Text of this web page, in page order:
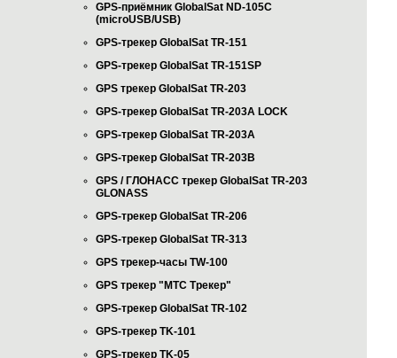
GPS-приёмник GlobalSat ND-105C
(microUSB/USB)
GPS-трекер GlobalSat TR-151
GPS-трекер GlobalSat TR-151SP
GPS трекер GlobalSat TR-203
GPS-трекер GlobalSat TR-203А LOCK
GPS-трекер GlobalSat TR-203А
GPS-трекер GlobalSat TR-203B
GPS / ГЛОНАСС трекер GlobalSat TR-203
GLONASS
GPS-трекер GlobalSat TR-206
GPS-трекер GlobalSat TR-313
GPS трекер-часы TW-100
GPS трекер "МТС Трекер"
GPS-трекер GlobalSat TR-102
GPS-трекер TK-101
GPS-трекер TK-05